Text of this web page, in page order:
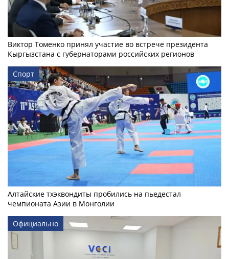
Виктор Томенко принял участие во встрече президента
Кыргызстана с губернаторами российских регионов
Спорт
Алтайские тхэквондиты пробились на пьедестал
чемпионата Азии в Монголии
Официально